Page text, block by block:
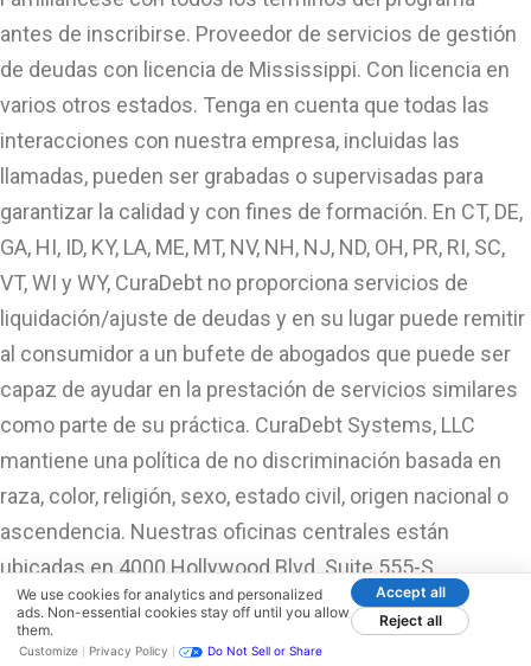
antes de inscribirse. Proveedor de servicios de gestión
de deudas con licencia de Mississippi. Con licencia en
varios otros estados. Tenga en cuenta que todas las
interacciones con nuestra empresa, incluidas las
llamadas, pueden ser grabadas o supervisadas para
garantizar la calidad y con fines de formación. En CT, DE,
GA, HI, ID, KY, LA, ME, MT, NV, NH, NJ, ND, OH, PR, RI, SC,
VT, WI y WY, CuraDebt no proporciona servicios de
liquidación/ajuste de deudas y en su lugar puede remitir
al consumidor a un bufete de abogados que puede ser
capaz de ayudar en la prestación de servicios similares
como parte de su práctica. CuraDebt Systems, LLC
mantiene una política de no discriminación basada en
raza, color, religión, sexo, estado civil, origen nacional o
ascendencia. Nuestras oficinas centrales están
ubicadas en 4000 Hollywood Blvd. Suite 555-S
Hollywood, FL 33021.
We use cookies for analytics and personalized
ads. Non-essential cookies stay off until you allow
them.
Accept all
Reject all
Customize Privacy Policy Do Not Sell or Share